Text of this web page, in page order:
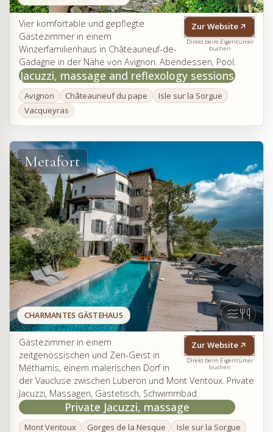
Zur Website
Direkt beim Eigentümer
buchen
Vier komfortable und gepflegte
Gästezimmer in einem
Winzerfamilienhaus in Châteauneuf-de-
Gadagne in der Nähe von Avignon. Abendessen, Pool.
Jacuzzi, massage and reflexology sessions
Avignon Châteauneuf du pape
Isle sur la Sorgue
Vacqueyras
CHARMANTES GÄSTEHAUS
Metafort
Zur Website
Direkt beim Eigentümer
buchen
Gästezimmer in einem
zeitgenössischen und Zen-Geist in
Méthamis, einem malerischen Dorf in
der Vaucluse zwischen Luberon und Mont Ventoux. Private
Jacuzzi, Massagen, Gästetisch, Schwimmbad.
Private Jacuzzi, massage
Mont Ventoux Gorges de la Nesque Isle sur la Sorgue